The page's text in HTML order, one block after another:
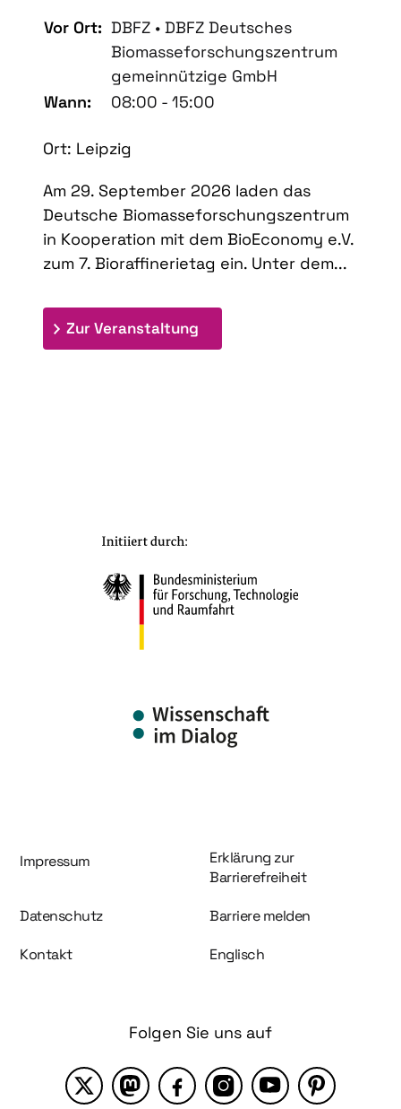
Vor Ort: DBFZ • DBFZ Deutsches
Biomasseforschungszentrum
gemeinnützige GmbH
Wann:
08:00 - 15:00
Ort: Leipzig
Am 29. September 2026 laden das
Deutsche Biomasseforschungszentrum
in Kooperation mit dem BioEconomy e.V.
zum 7. Bioraffinerietag ein. Unter dem...
Zur Veranstaltung
Information und Service
Impressum
Erklärung zur
Barrierefreiheit
Datenschutz Barriere melden
Kontakt Englisch
Folgen Sie uns auf